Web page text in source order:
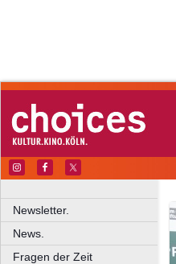
Newsletter.
News.
Fragen der Zeit